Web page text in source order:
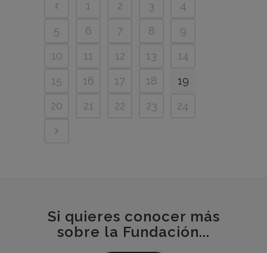
1 2 3
4
5
6 7 8
9
10
11 12 13
14
15
16 17 18
19
20
21 22 23 24
Si quieres conocer más
sobre la Fundación...